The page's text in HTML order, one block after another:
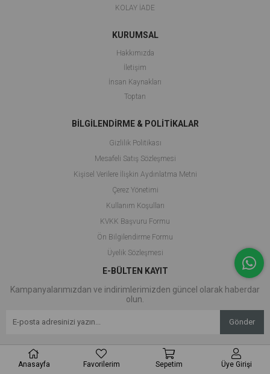
KOLAY İADE
KURUMSAL
Hakkımızda
İletişim
İnsan Kaynakları
Toptan
BİLGİLENDİRME & POLİTİKALAR
Gizlilik Politikası
Mesafeli Satış Sözleşmesi
Kişisel Verilere İlişkin Aydınlatma Metni
Çerez Yönetimi
Kullanım Koşulları
KVKK Başvuru Formu
Ön Bilgilendirme Formu
Üyelik Sözleşmesi
E-BÜLTEN KAYIT
Kampanyalarımızdan ve indirimlerimizden güncel olarak haberdar
olun.
Gönder
Anasayfa Favorilerim Sepetim Üye Girişi